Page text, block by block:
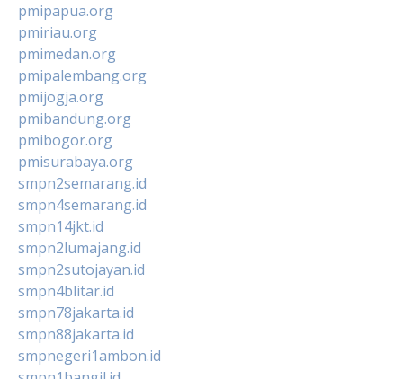
pmipapua.org
pmiriau.org
pmimedan.org
pmipalembang.org
pmijogja.org
pmibandung.org
pmibogor.org
pmisurabaya.org
smpn2semarang.id
smpn4semarang.id
smpn14jkt.id
smpn2lumajang.id
smpn2sutojayan.id
smpn4blitar.id
smpn78jakarta.id
smpn88jakarta.id
smpnegeri1ambon.id